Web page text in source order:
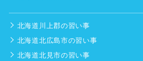
北海道川上郡の習い事
北海道北広島市の習い事
北海道北見市の習い事